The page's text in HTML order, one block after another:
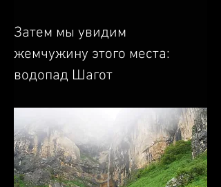
Затем мы увидим
жемчужину этого места:
водопад Шагот